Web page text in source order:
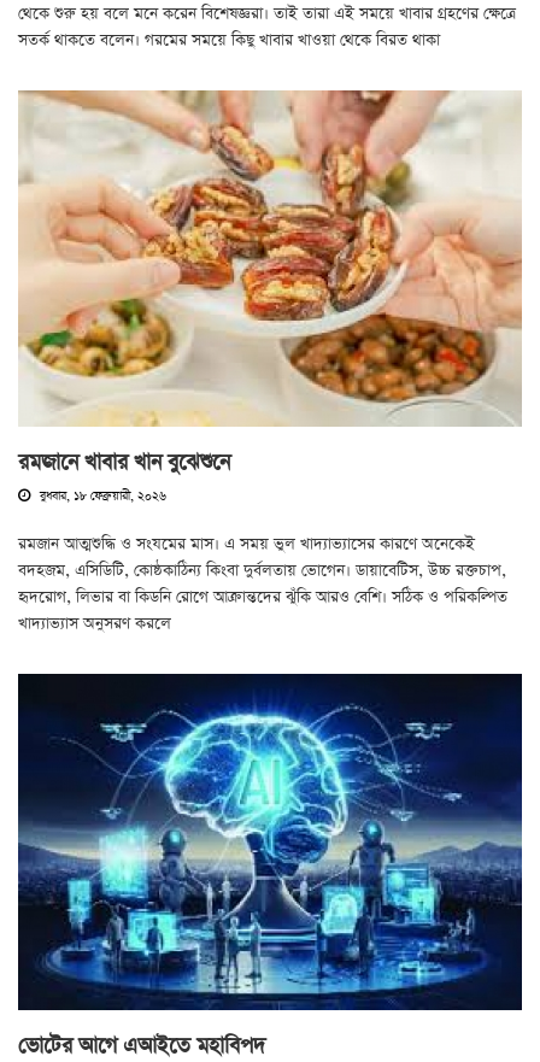
থেকে শুরু হয় বলে মনে করেন বিশেষজ্ঞরা। তাই তারা এই সময়ে খাবার গ্রহণের ক্ষেত্রে
সতর্ক থাকতে বলেন। গরমের সময়ে কিছু খাবার খাওয়া থেকে বিরত থাকা
রমজানে খাবার খান বুঝেশুনে
বুধবার, ১৮ ফেব্রুয়ারী, ২০২৬
রমজান আত্মশুদ্ধি ও সংযমের মাস। এ সময় ভুল খাদ্যাভ্যাসের কারণে অনেকেই
বদহজম, এসিডিটি, কোষ্ঠকাঠিন্য কিংবা দুর্বলতায় ভোগেন। ডায়াবেটিস, উচ্চ রক্তচাপ,
হৃদরোগ, লিভার বা কিডনি রোগে আক্রান্তদের ঝুঁকি আরও বেশি। সঠিক ও পরিকল্পিত
খাদ্যাভ্যাস অনুসরণ করলে
ভোটের আগে এআইতে মহাবিপদ